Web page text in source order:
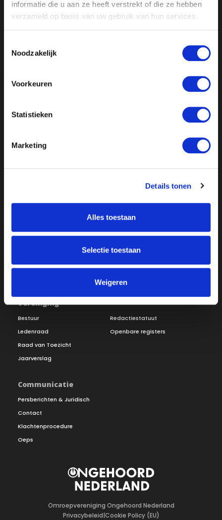
informatie die u aan ze heeft verstrekt of die ze hebben
verzameld op basis van uw gebruik van hun services.
Noodzakelijk
Voorkeuren
Statistieken
Marketing
Details tonen
Alles toestaan
Selectie toestaan
Weigeren
Onze missie
Inloggen
Steunbetuigingen
Vacatures
Vereniging
Bestuur
Ledenraad
Raad van Toezicht
Jaarverslag
Redactiestatuut
Openbare registers
Communicatie
Persberichten & Juridisch
Contact
Klachtenprocedure
Oeps
Omroepvereniging Ongehoord Nederland
Privacybeleid|Cookie Policy (EU)